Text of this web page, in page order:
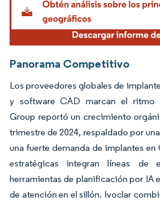
Panorama Competitivo
Los proveedores globales de
y software CAD marcan el ritmo
Group reportó un crecimiento
trimestre de 2024, respaldado por
una fuerte demanda de implantes
estratégicas integran líneas de
herramientas de planificación por IA
de atención en el sillón. Ivoclar